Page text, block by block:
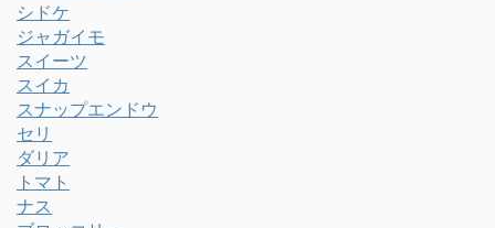
シドケ
ジャガイモ
スイーツ
スイカ
スナップエンドウ
セリ
ダリア
トマト
ナス